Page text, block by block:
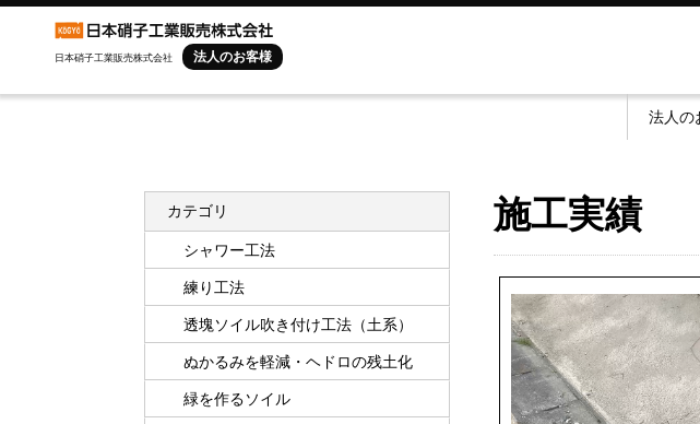
日本硝子工業販売株式会社 法人のお客様
法人の
施工実績
カテゴリ
シャワー工法
練り工法
透塊ソイル吹き付け工法（土系）
ぬかるみを軽減・ヘドロの残土化
緑を作るソイル